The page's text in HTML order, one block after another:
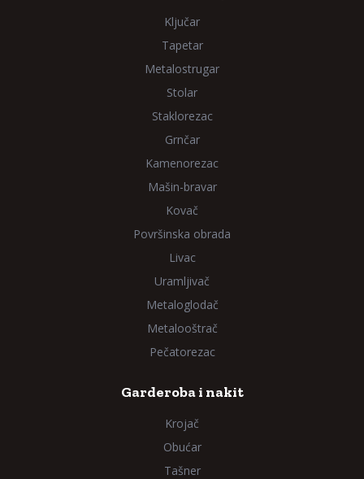
Ključar
Tapetar
Metalostrugar
Stolar
Staklorezac
Grnčar
Kamenorezac
Mašin-bravar
Kovač
Površinska obrada
Livac
Uramljivač
Metaloglodač
Metalooštrač
Pečatorezac
Garderoba i nakit
Krojač
Obućar
Tašner